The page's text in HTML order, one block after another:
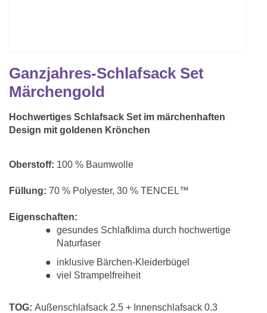
Puck-Schlafsack
Innenschlafsack
Kuschelkissen
TEXTILIEN
Spannbettlaken
Bettschlange
GESCHENKGUTSCHEIN
GESCHENKSETS & AKTIONEN
Ganzjahres-Schlafsack Set
Märchengold
Hochwertiges Schlafsack Set im märchenhaften
Design mit goldenen Krönchen
Oberstoff: 100 % Baumwolle
Füllung: 70 % Polyester, 30 % TENCEL™
Eigenschaften:
gesundes Schlafklima durch hochwertige
Naturfaser
inklusive Bärchen-Kleiderbügel
viel Strampelfreiheit
TOG: Außenschlafsack 2.5 + Innenschlafsack 0.3